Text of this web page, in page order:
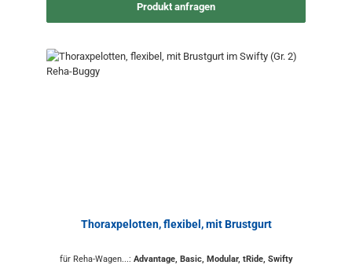
Produkt anfragen
Thoraxpelotten, flexibel, mit Brustgurt
für Reha-Wagen...: Advantage, Basic, Modular, tRide, Swifty